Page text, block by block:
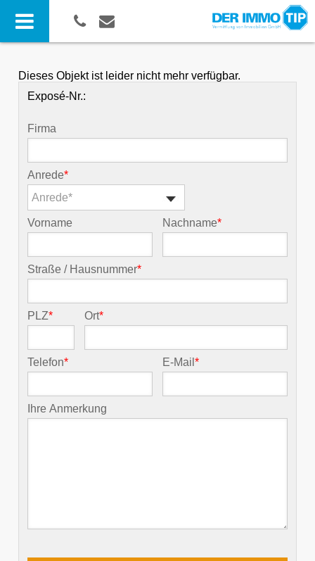
Dieses Objekt ist leider nicht mehr verfügbar.
Exposé-Nr.:
Firma
Anrede*
Anrede*
Vorname Nachname*
Straße / Hausnummer*
PLZ* Ort*
Telefon* E-Mail*
Ihre Anmerkung